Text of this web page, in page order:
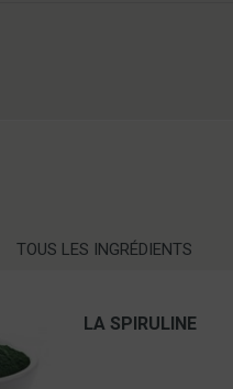
TOUS LES INGRÉDIENTS
LA SPIRULINE